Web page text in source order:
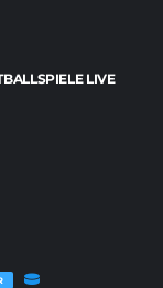
LIVE